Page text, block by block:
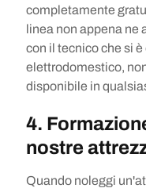
completamente
linea non appena ne
con il tecnico che si
elettrodomestico,
disponibile in
4.
nostre
Quando noleggi